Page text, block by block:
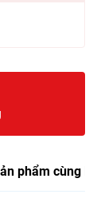
phẩm cùng